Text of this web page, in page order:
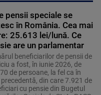
pensii speciale se
în România. Cea mai
25.613 lei/lună. Ce
are un parlamentar
beneficiarilor de pensii de
a fost, în iunie 2026, de
de persoane, la fel ca în
precedentă, din care 7.921 de
cu pensie din Bugetul